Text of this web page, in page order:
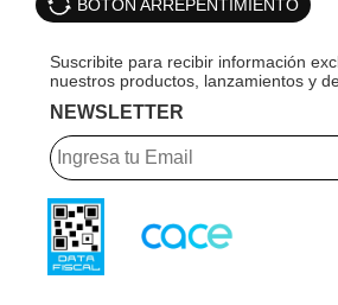
BOTON ARREPENTIMIENTO
NEWSLETTER